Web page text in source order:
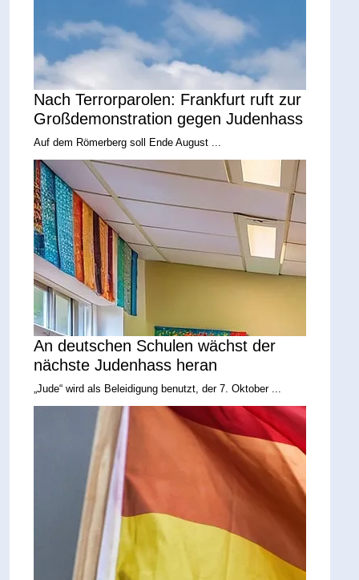
Nach Terrorparolen: Frankfurt ruft zur
Großdemonstration gegen Judenhass
Auf dem Römerberg soll Ende August ...
An deutschen Schulen wächst der
nächste Judenhass heran
„Jude“ wird als Beleidigung benutzt, der 7. Oktober ...